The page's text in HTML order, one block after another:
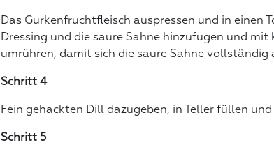
Das Gurkenfruchtfleisch auspressen und in einen
Dressing und die saure Sahne hinzufügen und
umrühren, damit sich die saure Sahne vollständig
Schritt 4
Fein gehackten Dill dazugeben, in Teller füllen
Schritt 5